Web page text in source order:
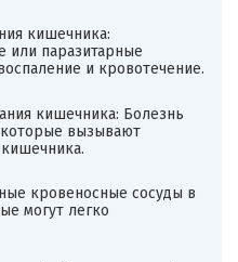
кишечника:
или паразитарные
и кровотечение.
кишечника: Болезнь
вызывают
кровеносные сосуды в
могут легко